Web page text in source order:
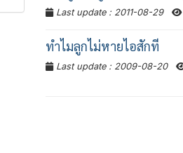
Last update : 2011-08-29
ทำไมลูกไม่หายไอสักที
Last update : 2009-08-20